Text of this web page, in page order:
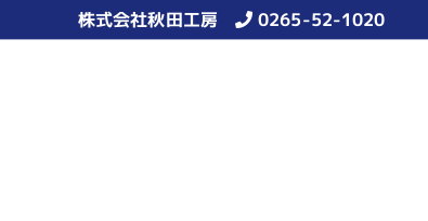
株式会社秋田工房 0265-52-1020